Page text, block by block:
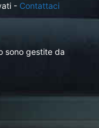
- Contattaci
sono gestite da